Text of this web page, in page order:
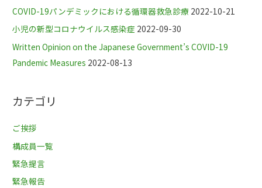
COVID-19パンデミックにおける循環器救急診療 2022-10-21
小児の新型コロナウイルス感染症 2022-09-30
Written Opinion on the Japanese Government’s COVID-19
Pandemic Measures 2022-08-13
カテゴリ
ご挨拶
構成員一覧
緊急提言
緊急報告